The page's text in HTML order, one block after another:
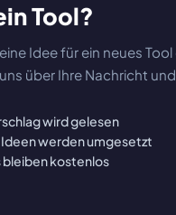
Tool?
Idee für ein neues
über Ihre Nachricht
wird gelesen
werden umgesetzt
bleiben kostenlos